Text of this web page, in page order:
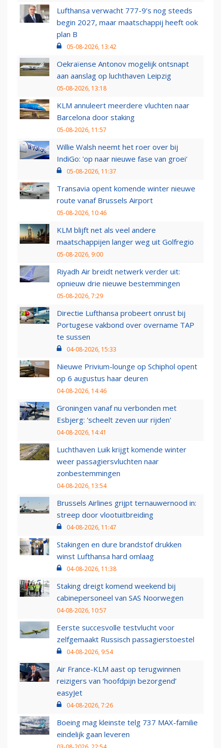
Lufthansa verwacht 777-9’s nog steeds
begin 2027, maar maatschappij heeft ook
plan B
05-08-2026, 13:42
Oekraïense Antonov mogelijk ontsnapt
aan aanslag op luchthaven Leipzig
05-08-2026, 13:18
KLM annuleert meerdere vluchten naar
Barcelona door staking
05-08-2026, 11:57
Willie Walsh neemt het roer over bij
IndiGo: 'op naar nieuwe fase van groei'
05-08-2026, 11:37
Transavia opent komende winter nieuwe
route vanaf Brussels Airport
05-08-2026, 10:46
KLM blijft net als veel andere
maatschappijen langer weg uit Golfregio
05-08-2026, 9:00
Riyadh Air breidt netwerk verder uit:
opnieuw drie nieuwe bestemmingen
05-08-2026, 7:29
Directie Lufthansa probeert onrust bij
Portugese vakbond over overname TAP
te sussen
04-08-2026, 15:33
Nieuwe Privium-lounge op Schiphol opent
op 6 augustus haar deuren
04-08-2026, 14:46
Groningen vanaf nu verbonden met
Esbjerg: 'scheelt zeven uur rijden'
04-08-2026, 14:41
Luchthaven Luik krijgt komende winter
weer passagiersvluchten naar
zonbestemmingen
04-08-2026, 13:54
Brussels Airlines grijpt ternauwernood in:
streep door vlootuitbreiding
04-08-2026, 11:47
Stakingen en dure brandstof drukken
winst Lufthansa hard omlaag
04-08-2026, 11:38
Staking dreigt komend weekend bij
cabinepersoneel van SAS Noorwegen
04-08-2026, 10:57
Eerste succesvolle testvlucht voor
zelfgemaakt Russisch passagierstoestel
04-08-2026, 9:54
Air France-KLM aast op terugwinnen
reizigers van ‘hoofdpijn bezorgend’
easyJet
04-08-2026, 7:26
Boeing mag kleinste telg 737 MAX-familie
eindelijk gaan leveren